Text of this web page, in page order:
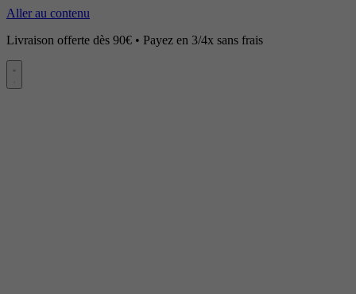
Aller au contenu
Livraison offerte dès 90€ • Payez en 3/4x sans frais